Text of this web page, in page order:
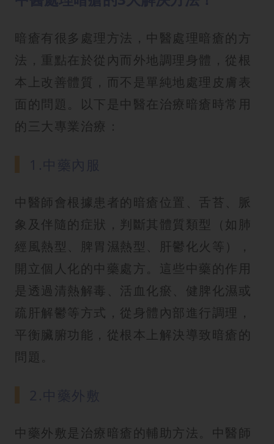
暗瘡有很多處理方法，中醫處理暗瘡的方
法，重點在於從內而外地調理身體，從根
本上改善體質，而不是單純地處理皮膚表
面的問題。以下是中醫在治療暗瘡時常用
的三大專業治療：
中醫師會根據患者的暗瘡位置、舌苔、脈
象及伴隨的症狀，判斷其體質類型（如肺
經風熱型、脾胃濕熱型、肝鬱化火等），
開立個人化的中藥處方。這些中藥的作用
是透過清熱解毒、活血化瘀、健脾化濕或
疏肝解鬱等方式，從身體內部進行調理，
平衡臟腑功能，從根本上解決導致暗瘡的
問題。
中藥外敷是治療暗瘡的輔助方法。中醫師